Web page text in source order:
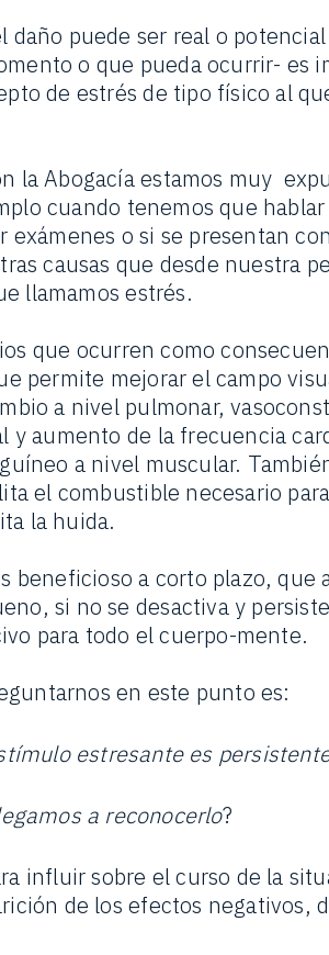
daño puede ser real o
o que pueda ocurrir- es
de estrés de tipo físico al
la Abogacía estamos muy
cuando tenemos que
exámenes o si se presentan
causas que desde nuestra
llamamos estrés.
que ocurren como
permite mejorar el campo
a nivel pulmonar,
y aumento de la frecuencia
a nivel muscular.
el combustible necesario
la huida.
beneficioso a corto plazo, que
si no se desactiva y
para todo el cuerpo-mente.
en este punto es:
estresante es
a reconocerlo?
influir sobre el curso de la
de los efectos negativos,